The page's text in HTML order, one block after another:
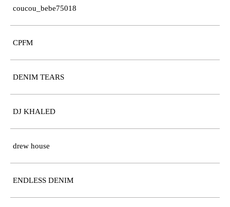
coucou_bebe75018
CPFM
DENIM TEARS
DJ KHALED
drew house
ENDLESS DENIM